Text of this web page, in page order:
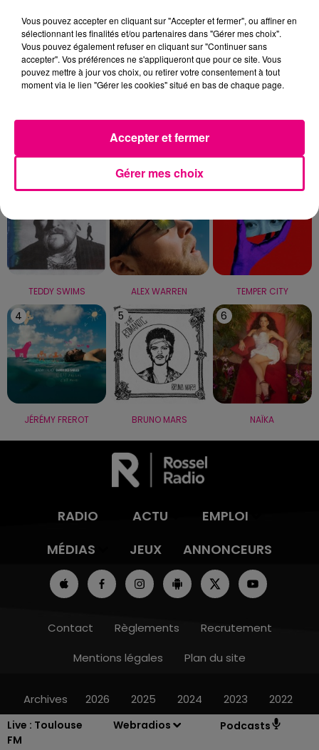
Live : Toulouse
FM
Webradios Podcasts
LE TOP
1
TEDDY SWIMS
2
ALEX WARREN
3
TEMPER CITY
4
JÉRÉMY FREROT
5
BRUNO MARS
6
NAÏKA
RADIO ACTU
EMPLOI
MÉDIAS
JEUX ANNONCEURS
Contact Règlements
Recrutement
Mentions légales
Plan du site
Archives 2026 2025 2024 2023 2022
Vous pouvez accepter en cliquant sur "Accepter et fermer", ou affiner en
sélectionnant les finalités et/ou partenaires dans "Gérer mes choix".
Vous pouvez également refuser en cliquant sur "Continuer sans
accepter". Vos préférences ne s'appliqueront que pour ce site. Vous
pouvez mettre à jour vos choix, ou retirer votre consentement à tout
moment via le lien "Gérer les cookies" situé en bas de chaque page.
Gérer mes choix
Accepter et fermer